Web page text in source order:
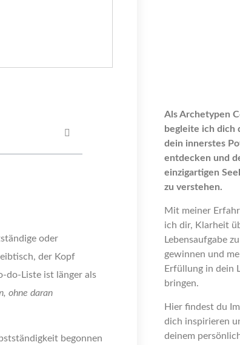
oder
der Kopf
do-Liste ist länger als
ohne daran
begonnen
Als Archetypen
begleite ich dich
dein innerstes
entdecken und
einzigartigen
zu verstehen.
Mit meiner
ich dir, Klarheit
Lebensaufgabe zu
gewinnen und
Erfüllung in dein
bringen.
Hier findest du
dich inspirieren
deinem